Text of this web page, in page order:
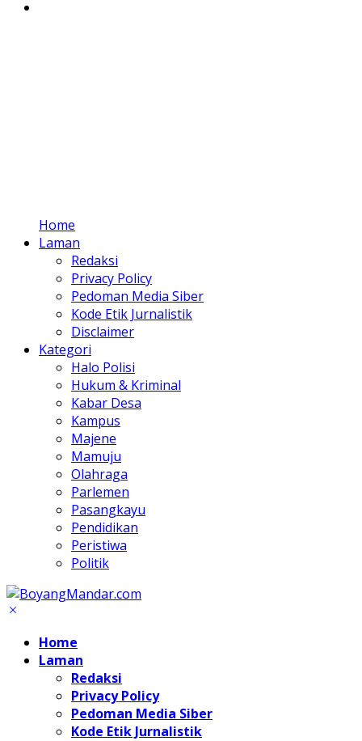
Home
Laman
Redaksi
Privacy Policy
Pedoman Media Siber
Kode Etik Jurnalistik
Disclaimer
Kategori
Halo Polisi
Hukum & Kriminal
Kabar Desa
Kampus
Majene
Mamuju
Olahraga
Parlemen
Pasangkayu
Pendidikan
Peristiwa
Politik
Home
Laman
Redaksi
Privacy Policy
Pedoman Media Siber
Kode Etik Jurnalistik